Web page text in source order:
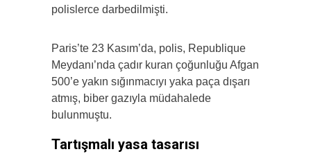
polislerce darbedilmişti.
Paris’te 23 Kasım’da, polis, Republique
Meydanı’nda çadır kuran çoğunluğu Afgan
500’e yakın sığınmacıyı yaka paça dışarı
atmış, biber gazıyla müdahalede
bulunmuştu.
Tartışmalı yasa tasarısı